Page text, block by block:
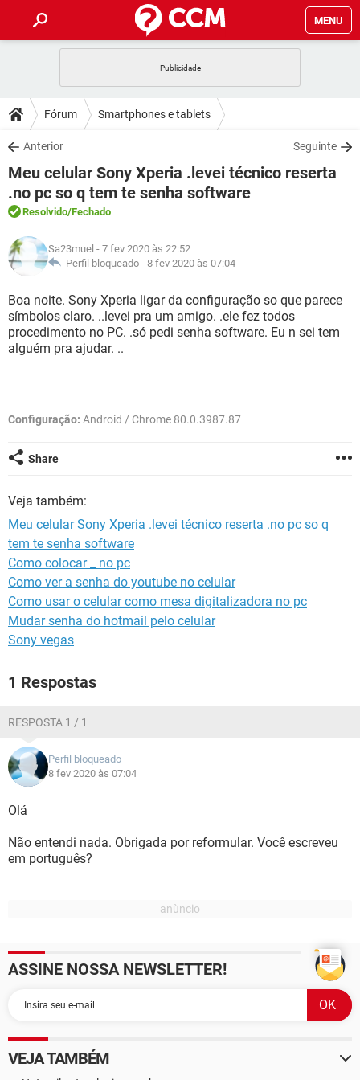
MENU
CELULAR FACEBOOK
OUTLOOK
INSTAGRAM GMAIL
GUIA DE COMPRAS
DICAS
JOGOS WHATSAPP
OUTLOOK EXCEL
INSTAGRAM
GUIA DE COMPRAS
DOWNLOADS
JOGOS WHATSAPP
CELULAR FACEBOOK
INSTAGRAM
JOGOS
CELULAR
OUTLOOK EXCEL
INSTAGRAM GMAIL
GUIA DE COMPRAS
JOGOS
OUTLOOK EXCEL
INSTAGRAM GMAIL
Fórum Smartphones e tablets
Anterior Seguinte
Meu celular Sony Xperia .levei técnico reserta
.no pc so q tem te senha software
Resolvido/Fechado
Sa23muel - 7 fev 2020 às 22:52
Perfil bloqueado - 8 fev 2020 às 07:04
Boa noite. Sony Xperia ligar da configuração so que parece
símbolos claro. ..levei pra um amigo. .ele fez todos
procedimento no PC. .só pedi senha software. Eu n sei tem
alguém pra ajudar. ..
Configuração: Android / Chrome 80.0.3987.87
Share
Veja também:
Meu celular Sony Xperia .levei técnico reserta .no pc so q
tem te senha software
Como colocar _ no pc
Como ver a senha do youtube no celular
Como usar o celular como mesa digitalizadora no pc
Mudar senha do hotmail pelo celular
Sony vegas
1 Respostas
RESPOSTA 1 / 1
Perfil bloqueado
8 fev 2020 às 07:04
Olá
Não entendi nada. Obrigada por reformular. Você escreveu
em português?
ASSINE NOSSA NEWSLETTER!
VEJA TAMBÉM